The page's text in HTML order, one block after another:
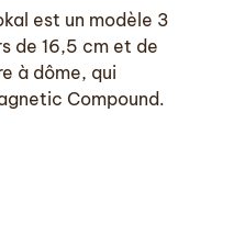
est un modèle 3
de 16,5 cm et de
à dôme, qui
Compound.